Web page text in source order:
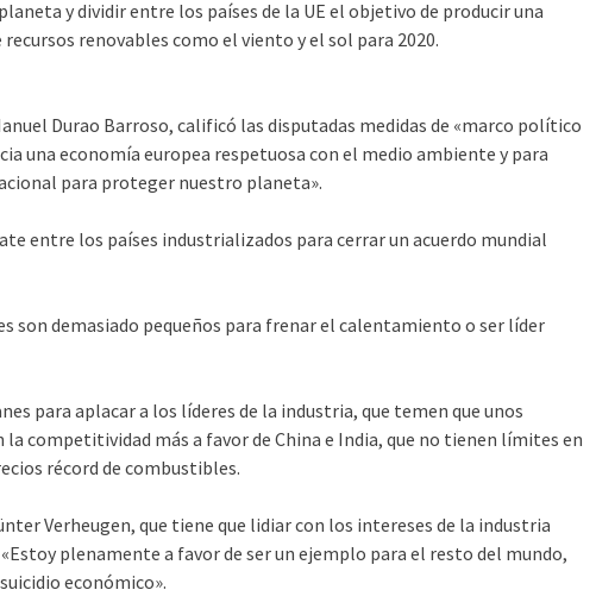
y dividir entre los países de la UE el objetivo de producir una
renovables como el viento y el sol para 2020.
Durao Barroso, calificó las disputadas medidas de «marco político
una economía europea respetuosa con el medio ambiente y para
para proteger nuestro planeta».
entre los países industrializados para cerrar un acuerdo mundial
son demasiado pequeños para frenar el calentamiento o ser líder
para aplacar a los líderes de la industria, que temen que unos
competitividad más a favor de China e India, que no tienen límites en
récord de combustibles.
Verheugen, que tiene que lidiar con los intereses de la industria
plenamente a favor de ser un ejemplo para el resto del mundo,
económico».